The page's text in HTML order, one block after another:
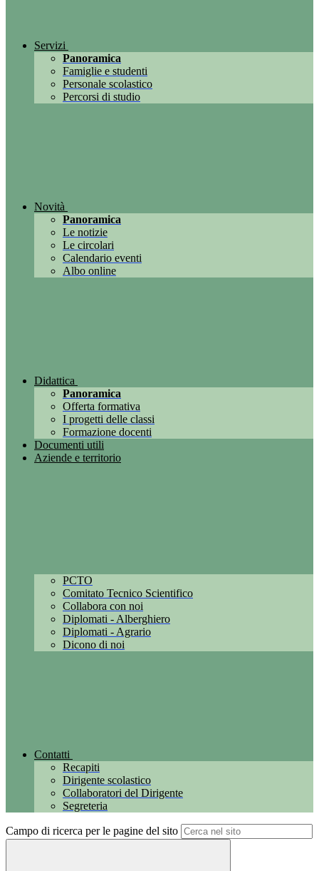
Servizi
Panoramica
Famiglie e studenti
Personale scolastico
Percorsi di studio
Novità
Panoramica
Le notizie
Le circolari
Calendario eventi
Albo online
Didattica
Panoramica
Offerta formativa
I progetti delle classi
Formazione docenti
Documenti utili
Aziende e territorio
PCTO
Comitato Tecnico Scientifico
Collabora con noi
Diplomati - Alberghiero
Diplomati - Agrario
Dicono di noi
Contatti
Recapiti
Dirigente scolastico
Collaboratori del Dirigente
Segreteria
Campo di ricerca per le pagine del sito